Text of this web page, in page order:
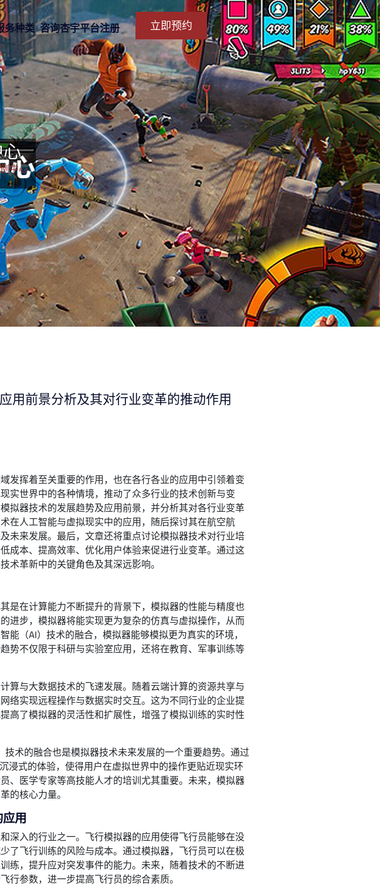
务种类 咨询杏宇平台注册 立即预约
中心
用前景分析及其对行业变革的推动作用
发挥着至关重要的作用，也在各行各业的应用中引领着变
实世界中的各种情境，推动了众多行业的技术创新与变
拟器技术的发展趋势及应用前景，并分析其对各行业变革
在人工智能与虚拟现实中的应用，随后探讨其在航空航
未来发展。最后，文章还将重点讨论模拟器技术对行业培
成本、提高效率、优化用户体验来促进行业变革。通过这
术革新中的关键角色及其深远影响。
是在计算能力不断提升的背景下，模拟器的性能与精度也
进步，模拟器将能实现更为复杂的仿真与虚拟操作，从而
能（AI）技术的融合，模拟器能够模拟更为真实的环境，
势不仅限于科研与实验室应用，还将在教育、军事训练等
算与大数据技术的飞速发展。随着云端计算的资源共享与
络实现远程操作与数据实时交互。这为不同行业的企业提
高了模拟器的灵活性和扩展性，增强了模拟训练的实时性
技术的融合也是模拟器技术未来发展的一个重要趋势。通过
浸式的体验，使得用户在虚拟世界中的操作更贴近现实环
、医学专家等高技能人才的培训尤其重要。未来，模拟器
的核心力量。
用
深入的行业之一。飞行模拟器的应用使得飞行员能够在没
了飞行训练的风险与成本。通过模拟器，飞行员可以在极
练，提升应对突发事件的能力。未来，随着技术的不断进
行参数，进一步提高飞行员的综合素质。